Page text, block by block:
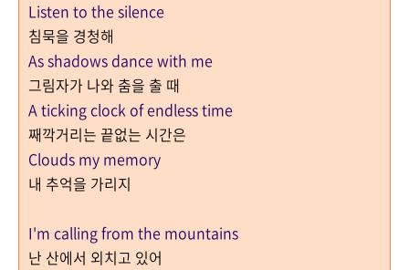
Listen to the silence
침묵을 경청해
As shadows dance with me
그림자가 나와 춤을 출 때
A ticking clock of endless time
째깍거리는 끝없는 시간은
Clouds my memory
내 추억을 가리지
I'm calling from the mountains
난 산에서 외치고 있어